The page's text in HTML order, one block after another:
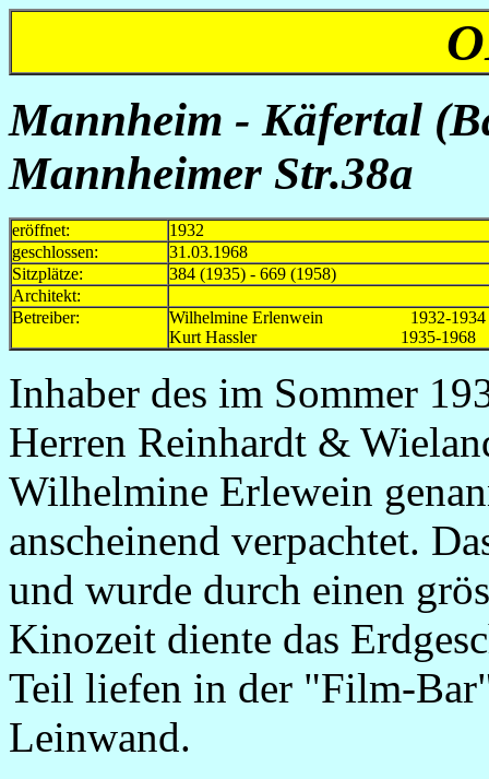
Mannheim - Käfertal
Mannheimer Str.38a
eröffnet:
1932
geschlossen:
31.03.1968
Sitzplätze:
384 (1935) - 669 (1958)
Architekt:
Betreiber:
Wilhelmine Erlenwein 1932-1934
Kurt Hassler 1935-1968
Inhaber des im Sommer
Herren Reinhardt &
Wilhelmine Erlewein
anscheinend verpachtet.
und wurde durch einen
Kinozeit diente das
Teil liefen in der "Film-
Leinwand.